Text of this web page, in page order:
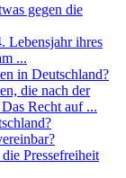
gegen die
Lebensjahr ihres
...
in Deutschland?
die nach der
Recht auf ...
Pressefreiheit